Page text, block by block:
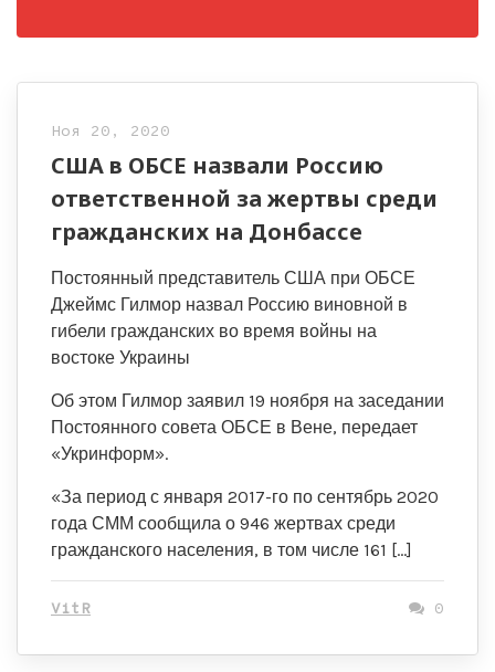
Ноя 20, 2020
США в ОБСЕ назвали Россию
ответственной за жертвы среди
гражданских на Донбассе
Постоянный представитель США при ОБСЕ
Джеймс Гилмор назвал Россию виновной в
гибели гражданских во время войны на
востоке Украины
Об этом Гилмор заявил 19 ноября на заседании
Постоянного совета ОБСЕ в Вене, передает
«Укринформ».
«За период с января 2017-го по сентябрь 2020
года СММ сообщила о 946 жертвах среди
гражданского населения, в том числе 161 […]
VitR 0